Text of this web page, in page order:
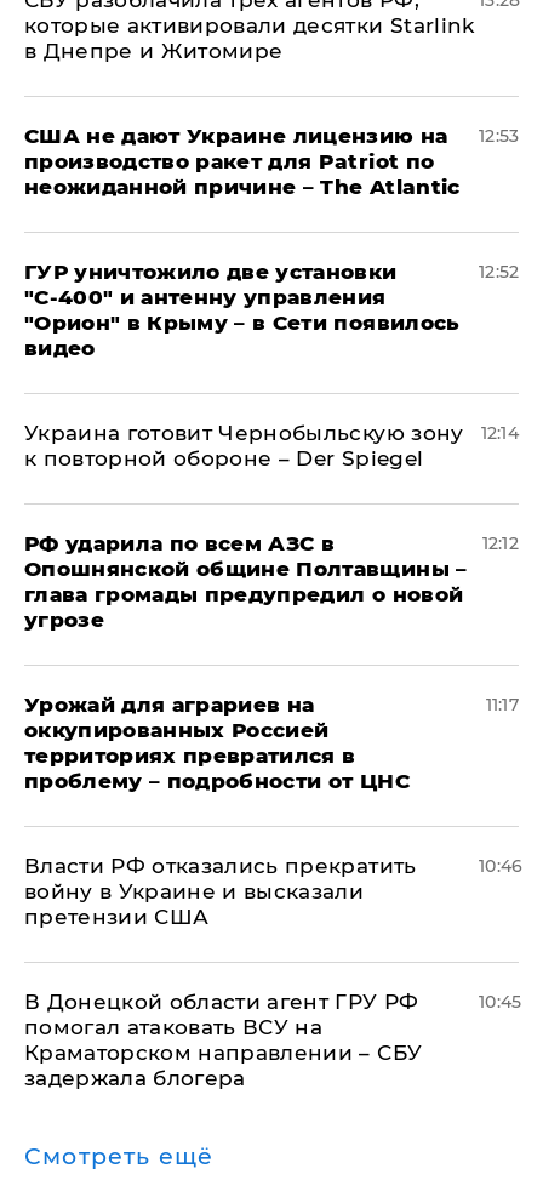
которые активировали десятки Starlink
в Днепре и Житомире
США не дают Украине лицензию на
производство ракет для Patriot по
неожиданной причине – The Atlantic
12:53
ГУР уничтожило две установки
"С‑400" и антенну управления
"Орион" в Крыму – в Сети появилось
видео
12:52
Украина готовит Чернобыльскую зону
к повторной обороне – Der Spiegel
12:14
РФ ударила по всем АЗС в
Опошнянской общине Полтавщины –
глава громады предупредил о новой
угрозе
12:12
Урожай для аграриев на
оккупированных Россией
территориях превратился в
проблему – подробности от ЦНС
11:17
Власти РФ отказались прекратить
войну в Украине и высказали
претензии США
10:46
В Донецкой области агент ГРУ РФ
помогал атаковать ВСУ на
Краматорском направлении – СБУ
задержала блогера
10:45
Смотреть ещё